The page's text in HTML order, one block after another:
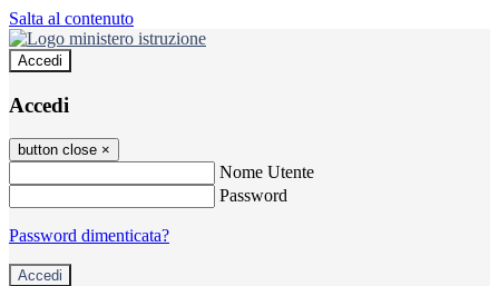
Salta al contenuto
Accedi
Accedi
button close ×
Nome Utente
Password
Password dimenticata?